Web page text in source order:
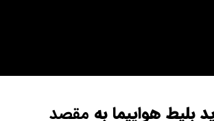
بلیط هواپیما به مقصد